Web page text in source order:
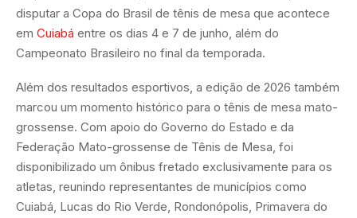
disputar a Copa do Brasil de tênis de mesa que acontece
em Cuiabá entre os dias 4 e 7 de junho, além do
Campeonato Brasileiro no final da temporada.
Além dos resultados esportivos, a edição de 2026 também
marcou um momento histórico para o tênis de mesa mato-
grossense. Com apoio do Governo do Estado e da
Federação Mato-grossense de Tênis de Mesa, foi
disponibilizado um ônibus fretado exclusivamente para os
atletas, reunindo representantes de municípios como
Cuiabá, Lucas do Rio Verde, Rondonópolis, Primavera do